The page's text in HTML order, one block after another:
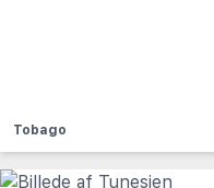
Tobago